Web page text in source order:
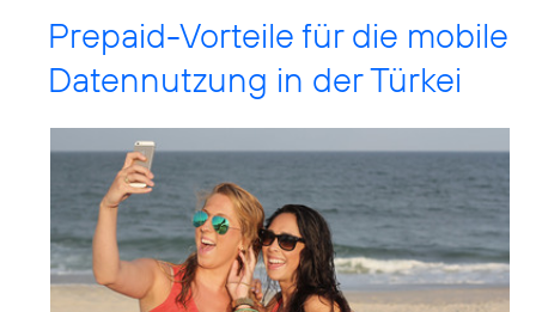
Prepaid-Vorteile für die mobile
Datennutzung in der Türkei